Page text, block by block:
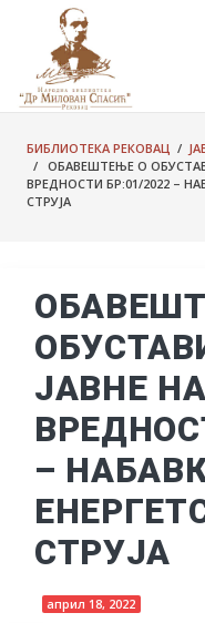
БИБЛИОТЕКА РЕКОВАЦ /
/ ОБАВЕШТЕЊЕ О
ВРЕДНОСТИ БР:01/2022 –
СТРУЈА
ЈАВНЕ
–
СТРУЈА
април 18, 2022